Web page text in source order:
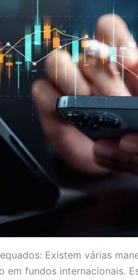
Existem várias
fundos internacionais.